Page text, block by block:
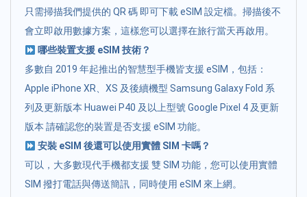
只需掃描我們提供的 QR 碼 即可下載 eSIM 設定檔。掃描後不
會立即啟用數據方案，這樣您可以選擇在旅行當天再啟用。
哪些裝置支援 eSIM 技術？
多數自 2019 年起推出的智慧型手機皆支援 eSIM，包括：
Apple iPhone XR、XS 及後續機型 Samsung Galaxy Fold 系
列及更新版本 Huawei P40 及以上型號 Google Pixel 4 及更新
版本 請確認您的裝置是否支援 eSIM 功能。
安裝 eSIM 後還可以使用實體 SIM 卡嗎？
可以，大多數現代手機都支援 雙 SIM 功能，您可以使用實體
SIM 撥打電話與傳送簡訊，同時使用 eSIM 來上網。